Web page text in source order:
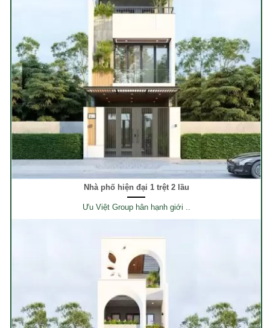
Nhà phố hiện đại 1 trệt 2 lầu
Ưu Việt Group hân hạnh giới ..